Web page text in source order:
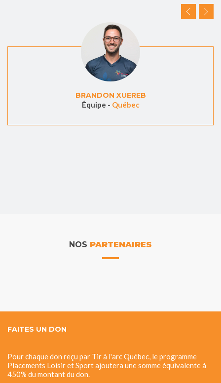
BRANDON XUEREB
Équipe - Québec
NOS PARTENAIRES
FAITES UN DON
Pour chaque don reçu par Tir à l'arc Québec, le programme
Placements Loisir et Sport ajoutera une somme équivalente à
450% du montant du don.